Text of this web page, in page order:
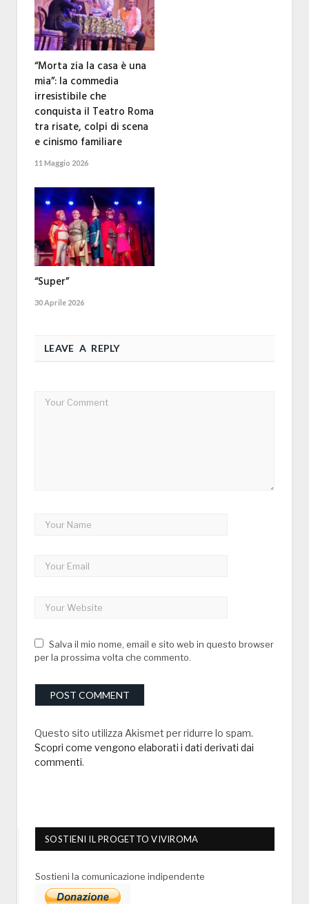
“Morta zia la casa è una
mia”: la commedia
irresistibile che
conquista il Teatro Roma
tra risate, colpi di scena
e cinismo familiare
11 Maggio 2026
“Super”
30 Aprile 2026
LEAVE A REPLY
Salva il mio nome, email e sito web in questo browser
per la prossima volta che commento.
Questo sito utilizza Akismet per ridurre lo spam.
Scopri come vengono elaborati i dati derivati dai
commenti.
SOSTIENI IL PROGETTO VIVIROMA
Sostieni la comunicazione indipendente